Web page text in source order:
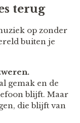
terug
op zonder
buiten je
gemak en de
blijft. Maar
die blijft van